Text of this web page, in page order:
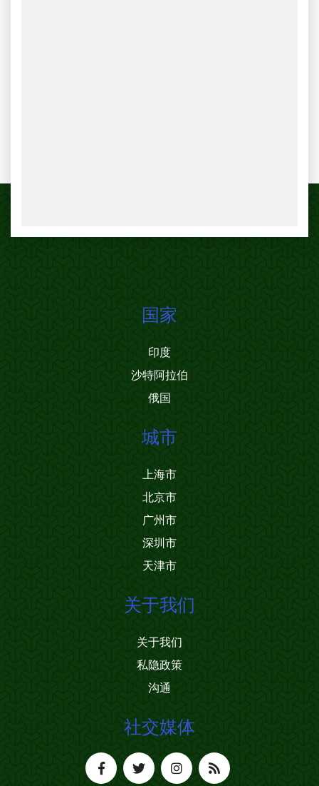
国家
印度
沙特阿拉伯
俄国
城市
上海市
北京市
广州市
深圳市
天津市
关于我们
关于我们
私隐政策
沟通
社交媒体